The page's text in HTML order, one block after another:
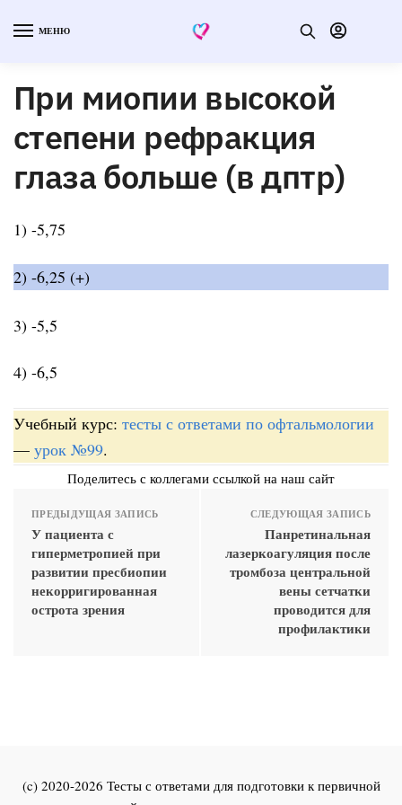
МЕНЮ
При миопии высокой
степени рефракция
глаза больше (в дптр)
1) -5,75
2) -6,25 (+)
3) -5,5
4) -6,5
Учебный курс: тесты с ответами по офтальмологии
— урок №99.
Поделитесь с коллегами ссылкой на наш сайт
ПРЕДЫДУЩАЯ ЗАПИСЬ
У пациента с
гиперметропией при
развитии пресбиопии
некорригированная
острота зрения
СЛЕДУЮЩАЯ ЗАПИСЬ
Панретинальная
лазеркоагуляция после
тромбоза центральной
вены сетчатки
проводится для
профилактики
(c) 2020-2026 Тесты с ответами для подготовки к первичной